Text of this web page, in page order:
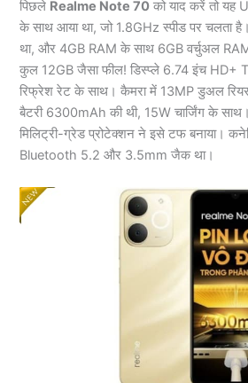
पिछले Realme Note 70 को याद करें तो यह
के साथ आया था, जो 1.8GHz स्पीड पर चलता
था, और 4GB RAM के साथ 6GB वर्चुअल
कुल 12GB जैसा फील! डिस्प्ले 6.74 इंच HD+
रिफ्रेश रेट के साथ। कैमरा में 13MP डुअल
बैटरी 6300mAh की थी, 15W चार्जिंग के
मिलिट्री-ग्रेड प्रोटेक्शन ने इसे टफ बनाया।
Bluetooth 5.2 और 3.5mm जैक था।